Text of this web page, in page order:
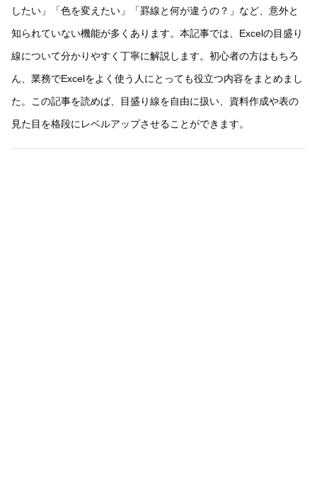
したい」「色を変えたい」「罫線と何が違うの？」など、意外と
知られていない機能が多くあります。本記事では、Excelの目盛り
線について分かりやすく丁寧に解説します。初心者の方はもちろ
ん、業務でExcelをよく使う人にとっても役立つ内容をまとめまし
た。この記事を読めば、目盛り線を自由に扱い、資料作成や表の
見た目を格段にレベルアップさせることができます。